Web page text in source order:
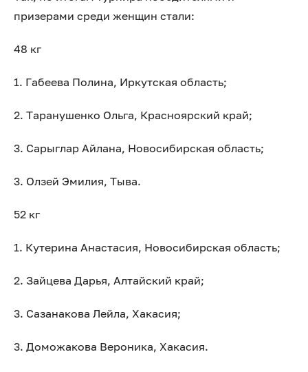
призерами среди женщин стали:
48 кг
1. Габеева Полина, Иркутская область;
2. Таранушенко Ольга, Красноярский край;
3. Сарыглар Айлана, Новосибирская область;
3. Олзей Эмилия, Тыва.
52 кг
1. Кутерина Анастасия, Новосибирская область;
2. Зайцева Дарья, Алтайский край;
3. Сазанакова Лейла, Хакасия;
3. Доможакова Вероника, Хакасия.